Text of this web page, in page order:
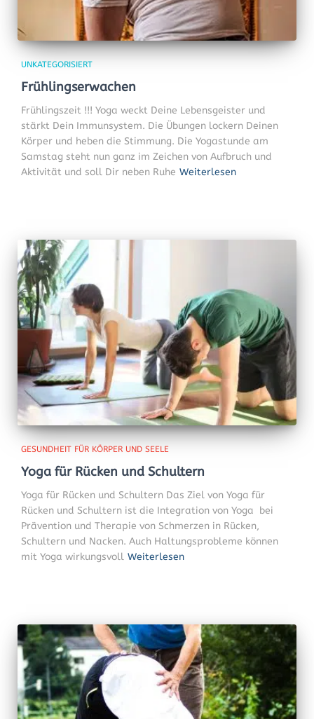
UNKATEGORISIERT
Frühlingserwachen
Frühlingszeit !!! Yoga weckt Deine Lebensgeister und
stärkt Dein Immunsystem. Die Übungen lockern Deinen
Körper und heben die Stimmung. Die Yogastunde am
Samstag steht nun ganz im Zeichen von Aufbruch und
Aktivität und soll Dir neben Ruhe Weiterlesen
GESUNDHEIT FÜR KÖRPER UND SEELE
Yoga für Rücken und Schultern
Yoga für Rücken und Schultern Das Ziel von Yoga für
Rücken und Schultern ist die Integration von Yoga bei
Prävention und Therapie von Schmerzen in Rücken,
Schultern und Nacken. Auch Haltungsprobleme können
mit Yoga wirkungsvoll Weiterlesen